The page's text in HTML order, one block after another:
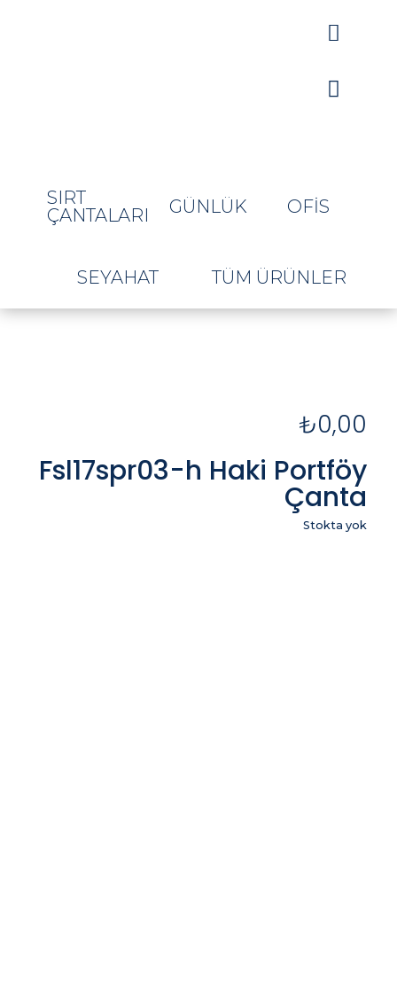


SIRT
ÇANTALARI
GÜNLÜK OFIS
SEYAHAT TÜM ÜRÜNLER
₺0,00
Fsl17spr03-h Haki Portföy
Çanta
Stokta yok